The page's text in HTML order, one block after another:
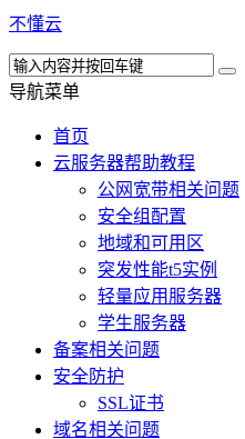
不懂云
导航菜单
首页
云服务器帮助教程
公网宽带相关问题
安全组配置
地域和可用区
突发性能t5实例
轻量应用服务器
学生服务器
备案相关问题
安全防护
SSL证书
域名相关问题